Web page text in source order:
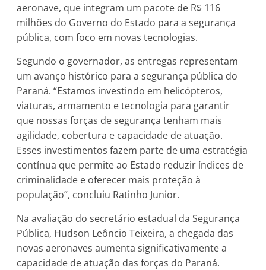
aeronave, que integram um pacote de R$ 116
milhões do Governo do Estado para a segurança
pública, com foco em novas tecnologias.
Segundo o governador, as entregas representam
um avanço histórico para a segurança pública do
Paraná. “Estamos investindo em helicópteros,
viaturas, armamento e tecnologia para garantir
que nossas forças de segurança tenham mais
agilidade, cobertura e capacidade de atuação.
Esses investimentos fazem parte de uma estratégia
contínua que permite ao Estado reduzir índices de
criminalidade e oferecer mais proteção à
população”, concluiu Ratinho Junior.
Na avaliação do secretário estadual da Segurança
Pública, Hudson Leôncio Teixeira, a chegada das
novas aeronaves aumenta significativamente a
capacidade de atuação das forças do Paraná.